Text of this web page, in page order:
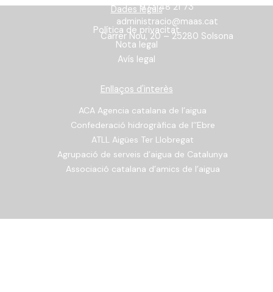
973 48 21 73
administracio@maas.cat
Carrer Nou, 20 – 25280 Solsona
Dades legals
Política de privacitat
Nota legal
Avís legal
Enllaços d'interès
ACA Agencia catalana de l’aigua
Confederació hidrogràfica de l’’Ebre
ATLL Aigües Ter Llobregat
Agrupació de serveis d’aigua de Catalunya
Associació catalana d’amics de l’aigua